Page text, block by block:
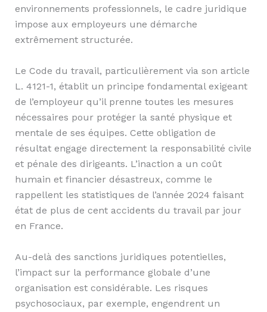
environnements professionnels, le cadre juridique
impose aux employeurs une démarche
extrêmement structurée.
Le Code du travail, particulièrement via son article
L. 4121-1, établit un principe fondamental exigeant
de l’employeur qu’il prenne toutes les mesures
nécessaires pour protéger la santé physique et
mentale de ses équipes. Cette obligation de
résultat engage directement la responsabilité civile
et pénale des dirigeants. L’inaction a un coût
humain et financier désastreux, comme le
rappellent les statistiques de l’année 2024 faisant
état de plus de cent accidents du travail par jour
en France.
Au-delà des sanctions juridiques potentielles,
l’impact sur la performance globale d’une
organisation est considérable. Les risques
psychosociaux, par exemple, engendrent un